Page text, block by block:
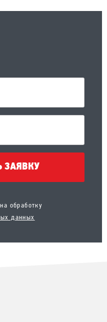
ЗАЯВКУ
обработку
данных